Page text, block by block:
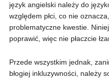
język angielski należy do
względem płci, co nie
problematyczne kwestie.
poprawić, więc nie płaczcie
Przede wszystkim jednak,
błogiej inkluzywności, należy